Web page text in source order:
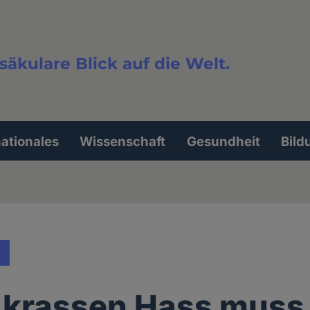
Blick auf die Welt.
Wissenschaft Gesundheit